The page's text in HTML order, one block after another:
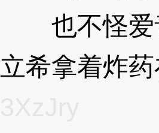
也不怪爱
立希拿着炸